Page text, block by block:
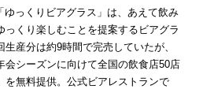
っくりビアグラス」は、あえて飲み
くり楽しむことを提案するビアグラ
産分は約9時間で完売していたが、
会シーズンに向けて全国の飲食店50店
を無料提供。公式ビアレストランで